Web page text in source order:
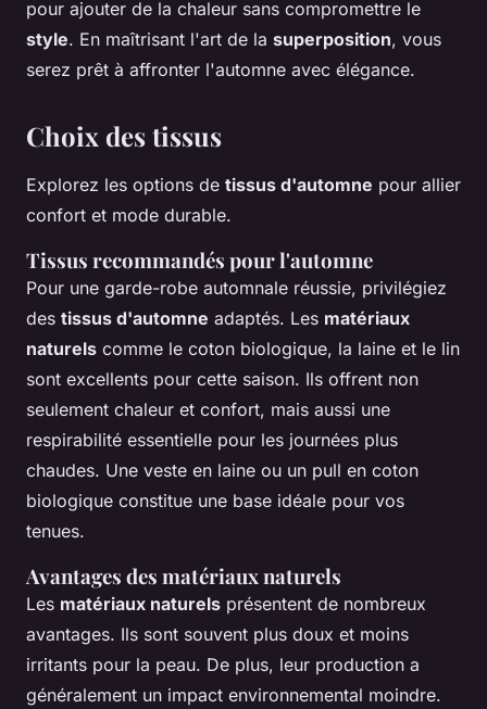
pour ajouter de la chaleur sans compromettre le
style. En maîtrisant l'art de la superposition, vous
serez prêt à affronter l'automne avec élégance.
Choix des tissus
Explorez les options de tissus d'automne pour allier
confort et mode durable.
Tissus recommandés pour l'automne
Pour une garde-robe automnale réussie, privilégiez
des tissus d'automne adaptés. Les matériaux
naturels comme le coton biologique, la laine et le lin
sont excellents pour cette saison. Ils offrent non
seulement chaleur et confort, mais aussi une
respirabilité essentielle pour les journées plus
chaudes. Une veste en laine ou un pull en coton
biologique constitue une base idéale pour vos
tenues.
Avantages des matériaux naturels
Les matériaux naturels présentent de nombreux
avantages. Ils sont souvent plus doux et moins
irritants pour la peau. De plus, leur production a
généralement un impact environnemental moindre.